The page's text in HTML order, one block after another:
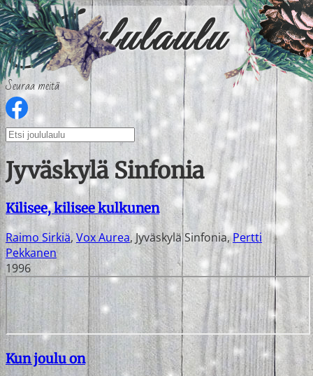
Seuraa meitä
Jyväskylä Sinfonia
Kilisee, kilisee kulkunen
Raimo Sirkiä, Vox Aurea,Jyväskylä Sinfonia,Pertti
Pekkanen
1996
Kun joulu on